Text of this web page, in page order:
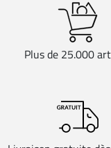
Plus de 25.000